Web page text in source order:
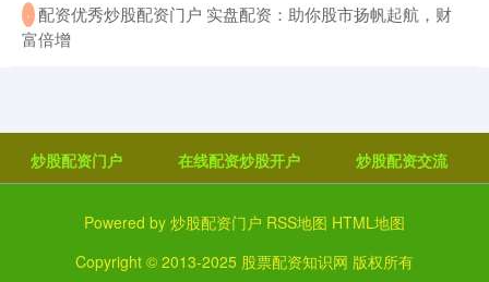
· ​配资优秀炒股配资门户 实盘配资：助你股市扬帆起航，财
富倍增
炒股配资门户 在线配资炒股开户 炒股配资交流
Powered by 炒股配资门户 RSS地图 HTML地图
Copyright © 2013-2025 股票配资知识网 版权所有